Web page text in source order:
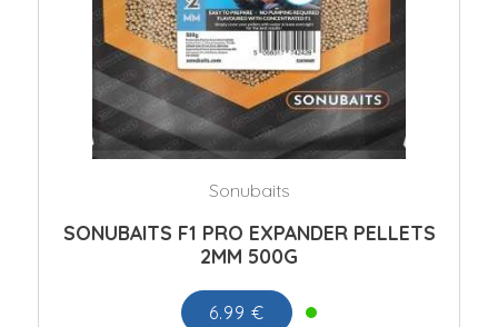
Sonubaits
SONUBAITS F1 PRO EXPANDER PELLETS
2MM 500G
6.99 €